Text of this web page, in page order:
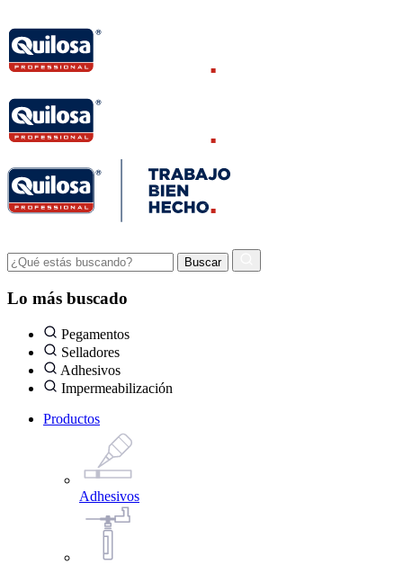
Lo más buscado
Pegamentos
Selladores
Adhesivos
Impermeabilización
Productos
Adhesivos